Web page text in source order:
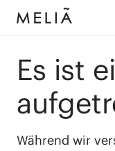
Es ist
Während wir